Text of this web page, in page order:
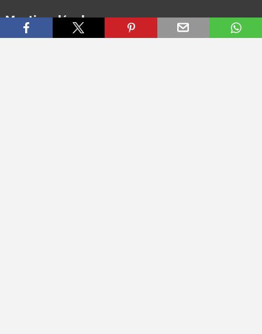
Mentions légales
CGV Protection des données Mentions légales Contact